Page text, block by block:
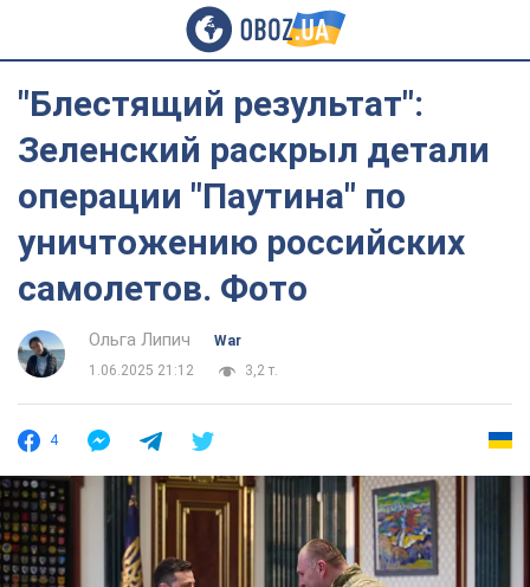
"Блестящий результат":
Зеленский раскрыл детали
операции "Паутина" по
уничтожению российских
самолетов. Фото
Ольга Липич
War
1.06.2025 21:12
3,2 т.
4